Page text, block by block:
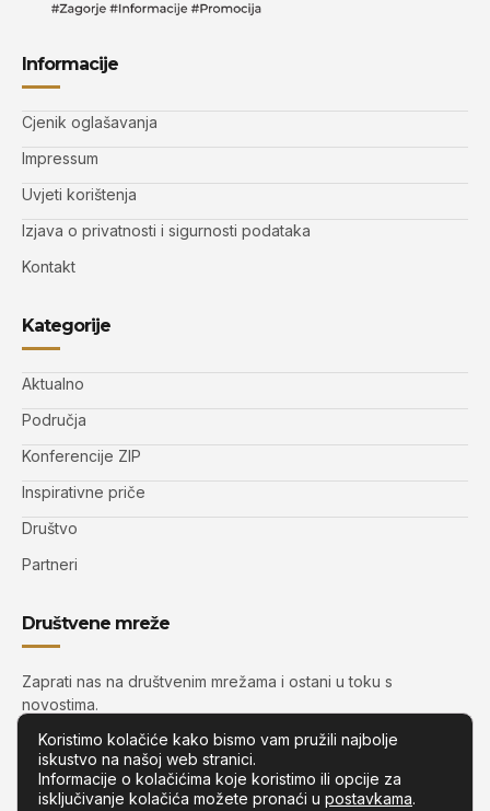
Informacije
Cjenik oglašavanja
Impressum
Uvjeti korištenja
Izjava o privatnosti i sigurnosti podataka
Kontakt
Kategorije
Aktualno
Područja
Konferencije ZIP
Inspirativne priče
Društvo
Partneri
Društvene mreže
Zaprati nas na društvenim mrežama i ostani u toku s
novostima.
Koristimo kolačiće kako bismo vam pružili najbolje
iskustvo na našoj web stranici.
Informacije o kolačićima koje koristimo ili opcije za
isključivanje kolačića možete pronaći u postavkama.